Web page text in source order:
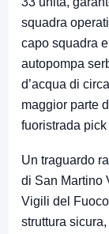
squadra
capo squadra
autopompa
d’acqua di
maggior parte
fuoristrada
Un traguardo
di San Martino
Vigili del
struttura